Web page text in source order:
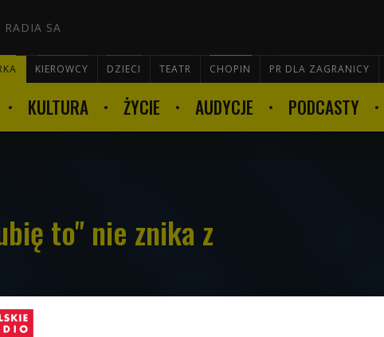
RADIA SA
KIEROWCY DZIECI TEATR CHOPIN PR DLA ZAGRANICY

KULTURA ŻYCIE AUDYCJE PODCASTY
to" nie znika z